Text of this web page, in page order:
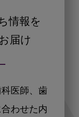
情報を
届け
医師、歯
わせた内